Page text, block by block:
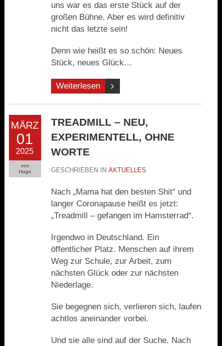
uns war es das erste Stück auf der
großen Bühne. Aber es wird definitiv
nicht das letzte sein!
Denn wie heißt es so schön: Neues
Stück, neues Glück…
Weiterlesen
MÄRZ
01
2025
von
Hugo
TREADMILL – NEU,
EXPERIMENTELL, OHNE
WORTE
GESCHRIEBEN IN AKTUELLES
Nach „Mama hat den besten Shit“ und
langer Coronapause heißt es jetzt:
„Treadmill – gefangen im Hamsterrad“.
Irgendwo in Deutschland. Ein
öffentlicher Platz. Menschen auf ihrem
Weg zur Schule, zur Arbeit, zum
nächsten Glück oder zur nächsten
Niederlage.
Sie begegnen sich, verlieren sich, laufen
achtlos aneinander vorbei.
Und sie alle sind auf der Suche. Nach